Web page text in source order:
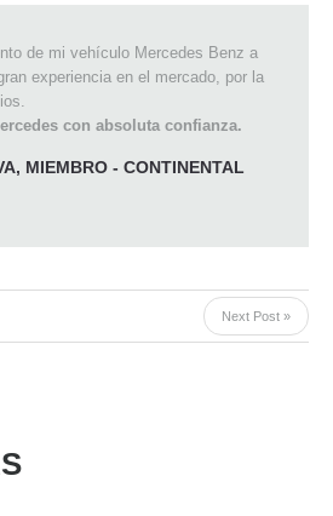
de mi vehículo Mercedes Benz a
experiencia en el mercado, por la
con absoluta confianza.
, MIEMBRO - CONTINENTAL
Next Post »